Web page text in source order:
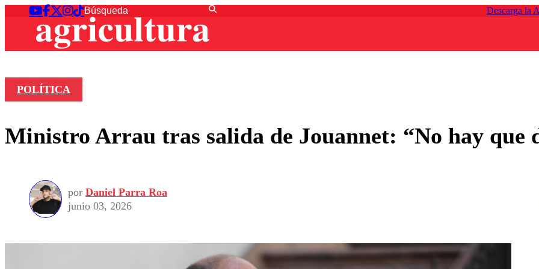
Descarga la
POLÍTICA
Ministro Arrau tras salida de Jouannet: “No hay que
por Daniel Parra Roa
junio 03, 2026